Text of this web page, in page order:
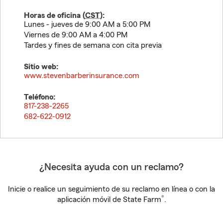
Horas de oficina (CST):
Lunes - jueves de 9:00 AM a 5:00 PM
Viernes de 9:00 AM a 4:00 PM
Tardes y fines de semana con cita previa
Sitio web:
www.stevenbarberinsurance.com
Teléfono:
817-238-2265
682-622-0912
¿Necesita ayuda con un reclamo?
Inicie o realice un seguimiento de su reclamo en línea o con la
aplicación móvil de State Farm®.